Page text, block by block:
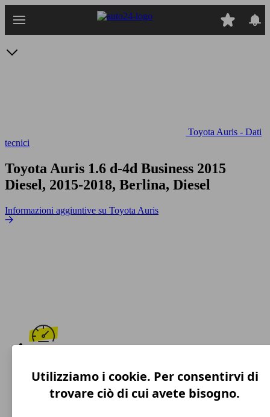
Toyota Auris - Dati
tecnici
Toyota Auris 1.6 d-4d Business 2015
Diesel, 2015-2018, Berlina, Diesel
Informazioni aggiuntive su Toyota Auris
Utilizziamo i cookie. Per consentirvi di
trovare ciò di cui avete bisogno.